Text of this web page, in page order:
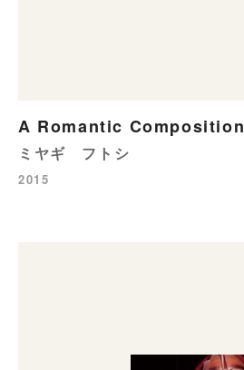
A Romantic Composition
ミヤギ フトシ
2015